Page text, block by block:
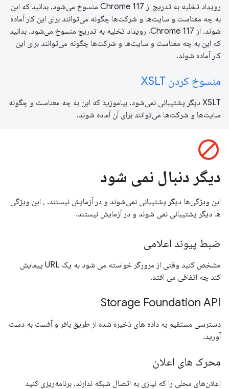
رویداد تخلیه به تدریج از Chrome 117 منسوخ می‌شود. بدانید که این
به چه معناست و سایت‌ها و شرکت‌ها چگونه می‌توانند برای این کار آماده
شوند. از Chrome 117، رویداد تخلیه به تدریج منسوخ می‌شود. بدانید
که این به چه معناست و سایت‌ها و شرکت‌ها چگونه می‌توانند برای این
کار آماده شوند.
منسوخ کردن XSLT
XSLT دیگر پشتیبانی نمی‌شود. بیاموزید که این به چه معناست و چگونه
سایت‌ها و شرکت‌ها می‌توانند برای آن آماده شوند.
block
دیگر دنبال نمی شود
این ویژگی‌ها دیگر پشتیبانی نمی‌شوند و در آزمایش نیستند. ، این ویژگی
ها دیگر پشتیبانی نمی شوند و در آزمایش نیستند.
ضبط پیوند اعلامی
مشخص کنید وقتی از مرورگر خواسته می شود به یک URL پیمایش
کند چه اتفاقی می افتد.
Storage Foundation API
دسترسی مستقیم به داده های ذخیره شده از طریق بافر و آفست به دست
آورید.
محرک های اعلان
اعلان‌های محلی را که نیازی به اتصال شبکه ندارند، برنامه‌ریزی کنید